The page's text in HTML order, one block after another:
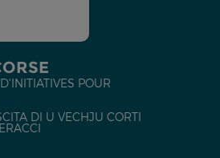
POUR
DI U VECHJU CORTI